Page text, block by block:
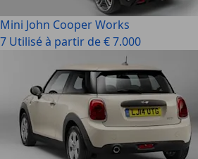
Mini John Cooper Works
7 Utilisé à partir de € 7.000